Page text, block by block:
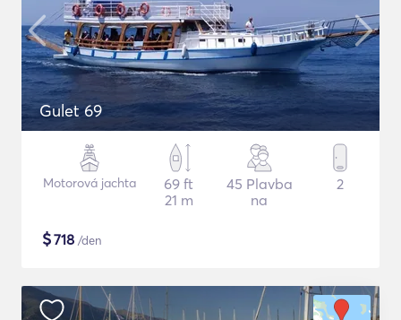
Gulet 69
Motorová jachta
69 ft
21 m
45 Plavba
na
2
$718 /den